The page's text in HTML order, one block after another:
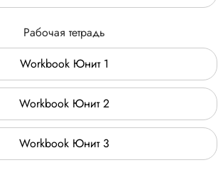
Рабочая тетрадь
Workbook Юнит 1
Workbook Юнит 2
Workbook Юнит 3